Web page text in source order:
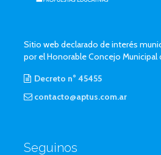
Sitio web declarado de interés
por el Honorable Concejo Municipal
Decreto n° 45455
contacto@aptus.com.ar
Seguinos